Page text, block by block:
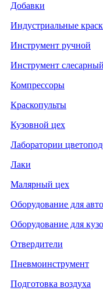
Добавки
Индустриальные
Инструмент ручной
Инструмент слесарный
Компрессоры
Краскопульты
Кузовной цех
Лаборатории
Лаки
Малярный цех
Оборудование для
Оборудование для
Отвердители
Пневмоинструмент
Подготовка воздуха